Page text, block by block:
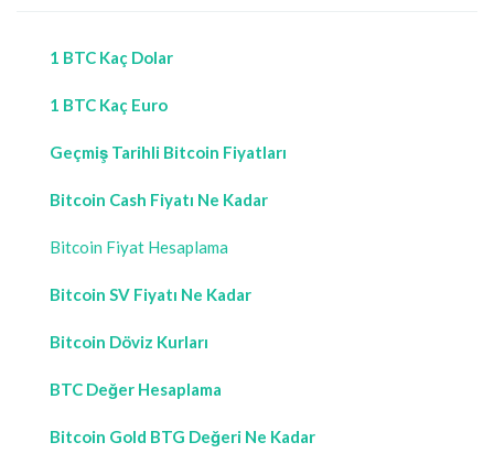
1 BTC Kaç Dolar
1 BTC Kaç Euro
Geçmiş Tarihli Bitcoin Fiyatları
Bitcoin Cash Fiyatı Ne Kadar
Bitcoin Fiyat Hesaplama
Bitcoin SV Fiyatı Ne Kadar
Bitcoin Döviz Kurları
BTC Değer Hesaplama
Bitcoin Gold BTG Değeri Ne Kadar